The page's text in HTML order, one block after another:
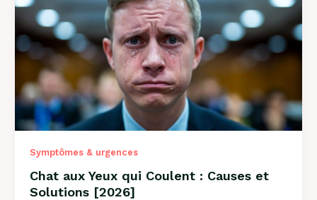
:
8
Causes
et
Solutions
Symptômes & urgences
Chat aux Yeux qui Coulent : Causes et
Solutions [2026]